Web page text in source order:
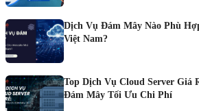
Dịch Vụ Đám Mây Nào Phù
Việt Nam?
Top Dịch Vụ Cloud Server Giá
Đám Mây Tối Ưu Chi Phí